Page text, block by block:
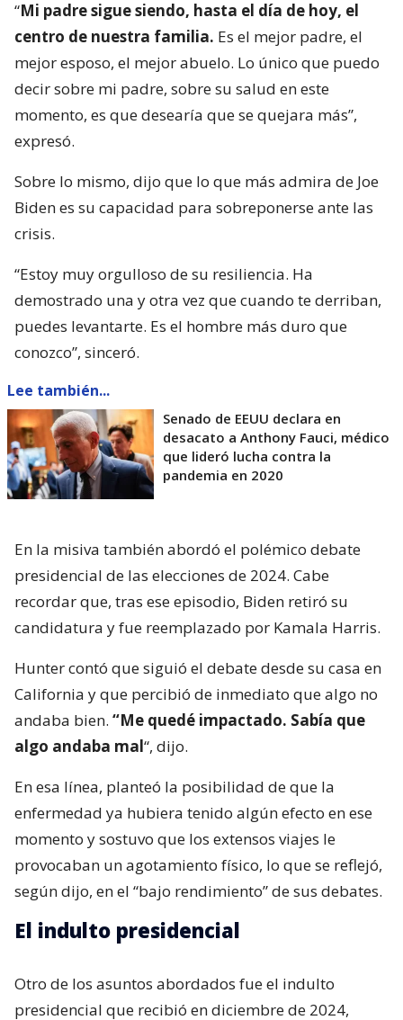
“Mi padre sigue siendo, hasta el día de hoy, el
centro de nuestra familia. Es el mejor padre, el
mejor esposo, el mejor abuelo. Lo único que puedo
decir sobre mi padre, sobre su salud en este
momento, es que desearía que se quejara más”,
expresó.
Sobre lo mismo, dijo que lo que más admira de Joe
Biden es su capacidad para sobreponerse ante las
crisis.
“Estoy muy orgulloso de su resiliencia. Ha
demostrado una y otra vez que cuando te derriban,
puedes levantarte. Es el hombre más duro que
conozco”, sinceró.
Lee también...
Senado de EEUU declara en
desacato a Anthony Fauci, médico
que lideró lucha contra la
pandemia en 2020
En la misiva también abordó el polémico debate
presidencial de las elecciones de 2024. Cabe
recordar que, tras ese episodio, Biden retiró su
candidatura y fue reemplazado por Kamala Harris.
Hunter contó que siguió el debate desde su casa en
California y que percibió de inmediato que algo no
andaba bien. “Me quedé impactado. Sabía que
algo andaba mal“, dijo.
En esa línea, planteó la posibilidad de que la
enfermedad ya hubiera tenido algún efecto en ese
momento y sostuvo que los extensos viajes le
provocaban un agotamiento físico, lo que se reflejó,
según dijo, en el “bajo rendimiento” de sus debates.
El indulto presidencial
Otro de los asuntos abordados fue el indulto
presidencial que recibió en diciembre de 2024,